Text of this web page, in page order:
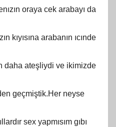
oraya cek arabayı da
kıyısına arabanın ıcınde
daha ateşliydi ve ikimizde
geçmiştik.Her neyse
sex yapmısım gıbı